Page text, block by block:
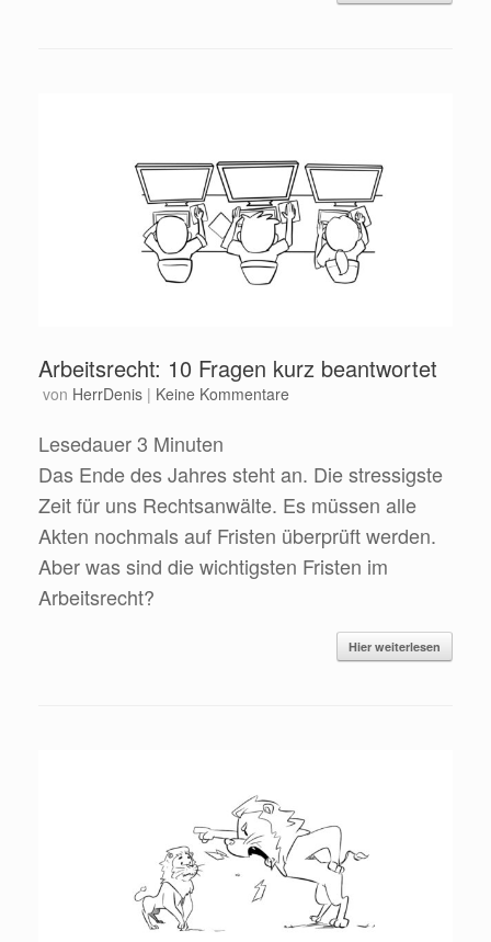
Arbeitsrecht: 10 Fragen kurz beantwortet
von HerrDenis | Keine Kommentare
Lesedauer3 Minuten
Das Ende des Jahres steht an. Die stressigste
Zeit für uns Rechtsanwälte. Es müssen alle
Akten nochmals auf Fristen überprüft werden.
Aber was sind die wichtigsten Fristen im
Arbeitsrecht?
Hier weiterlesen